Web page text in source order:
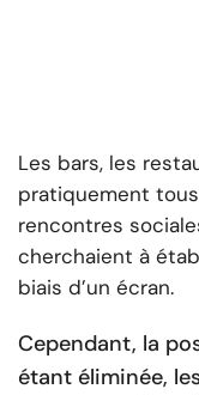
Les bars, les
pratiquement
rencontres
cherchaient à
biais d’un écran.
Cependant, la
étant éliminée,